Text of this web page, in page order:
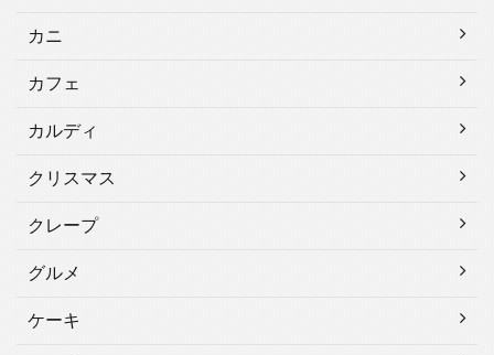
カニ
カフェ
カルディ
クリスマス
クレープ
グルメ
ケーキ